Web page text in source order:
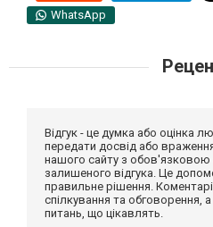
WhatsApp
Відгук - це думка або оцінка
передати досвід або
нашого сайту з обов'язковою
залишеного відгука. Це
правильне рішення.
спілкування та обговорення,
питань, що цікавлять.